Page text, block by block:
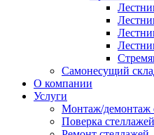
Самонесущий
О компании
Услуги
Монтаж/демонтаж
Поверка cтеллажей